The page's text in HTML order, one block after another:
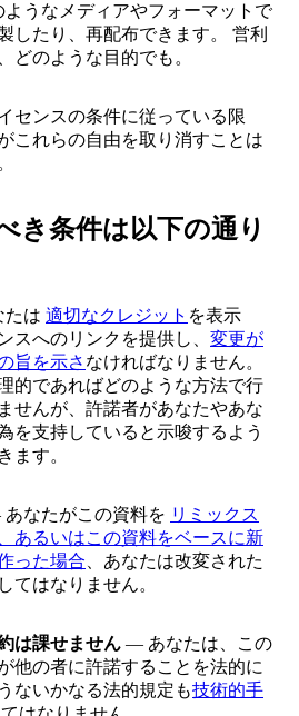
うなメディアやフォーマットで
したり、再配布できます。 営利
どのような目的でも。
センスの条件に従っている限
これらの自由を取り消すことは
き条件は以下の通り
は 適切なクレジット を表示
スへのリンクを提供し、 変更が
旨を示さ なければなりません。
的であればどのような方法で行
せんが、許諾者があなたやあな
を支持していると示唆するよう
ます。
なたがこの資料を リミックス
あるいはこの資料をベースに新
った場合 、あなたは改変された
てはなりません。
は課せません — あなたは、この
他の者に許諾することを法的に
ないかなる法的規定も技術的手